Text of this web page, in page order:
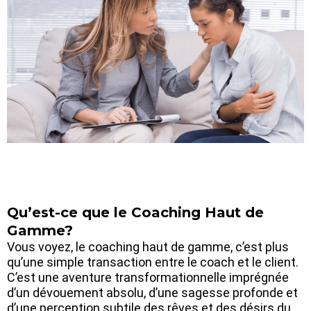
Qu’est-ce que le Coaching Haut de
Gamme?
Vous voyez, le coaching haut de gamme, c’est plus
qu’une simple transaction entre le coach et le client.
C’est une aventure transformationnelle imprégnée
d’un dévouement absolu, d’une sagesse profonde et
d’une perception subtile des rêves et des désirs du